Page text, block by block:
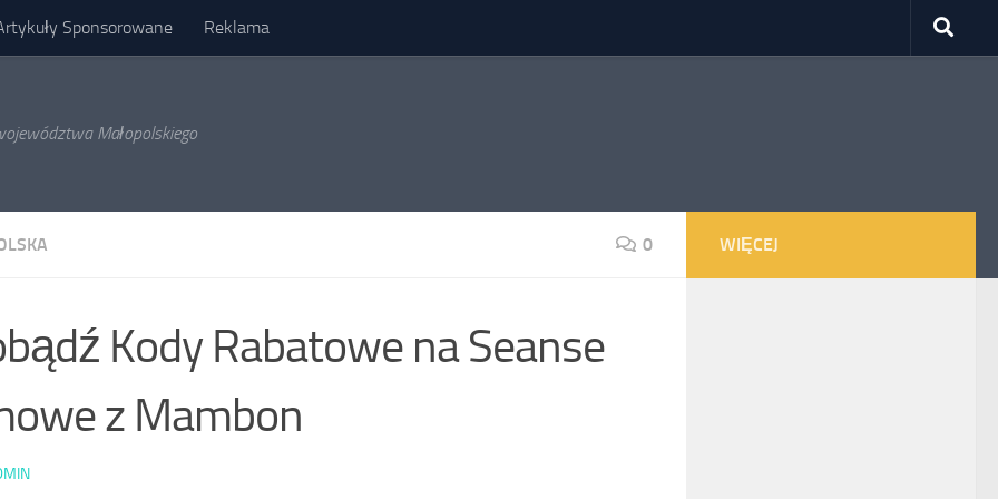
Sponsorowane Reklama
Małopolskiego
0
Kody Rabatowe na Seanse
z Mambon
WIĘCEJ